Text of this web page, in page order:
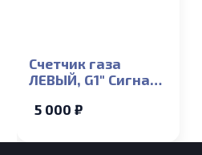
Счетчик газа
ЛЕВЫЙ, G1″ Сигнал
5 000 ₽